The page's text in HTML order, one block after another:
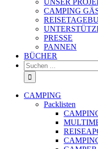
UNSER
CAMPING
PRESSE
PANNEN
BÜCHER
Suche
nach:
CAMPING
Packlisten